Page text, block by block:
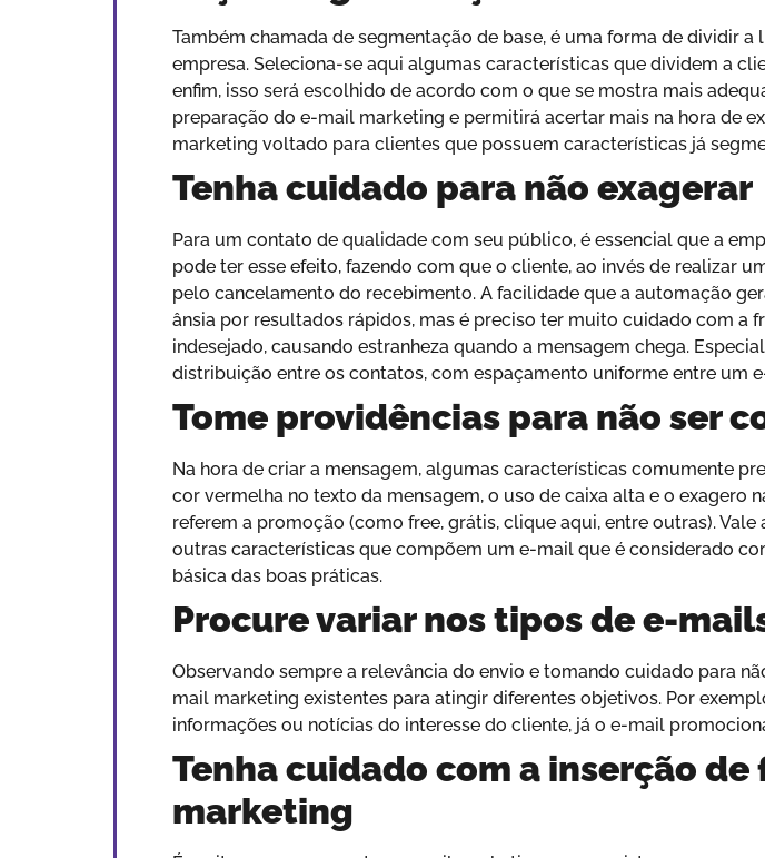
Também chamada de segmentação de base, é uma forma de dividir
empresa. Seleciona-se aqui algumas características que dividem a
enfim, isso será escolhido de acordo com o que se mostra mais
preparação do e-mail marketing e permitirá acertar mais na hora de
marketing voltado para clientes que possuem características já
Tenha cuidado para não exagerar
Para um contato de qualidade com seu público, é essencial que a
pode ter esse efeito, fazendo com que o cliente, ao invés de realizar
pelo cancelamento do recebimento. A facilidade que a automação
ânsia por resultados rápidos, mas é preciso ter muito cuidado com a
indesejado, causando estranheza quando a mensagem chega.
distribuição entre os contatos, com espaçamento uniforme entre um
Tome providências para não ser
Na hora de criar a mensagem, algumas características comumente
cor vermelha no texto da mensagem, o uso de caixa alta e o exagero
referem a promoção (como free, grátis, clique aqui, entre outras).
outras características que compõem um e-mail que é considerado
básica das boas práticas.
Procure variar nos tipos de e-
Observando sempre a relevância do envio e tomando cuidado para
mail marketing existentes para atingir diferentes objetivos. Por
informações ou notícias do interesse do cliente, já o e-mail
Tenha cuidado com a inserção
marketing